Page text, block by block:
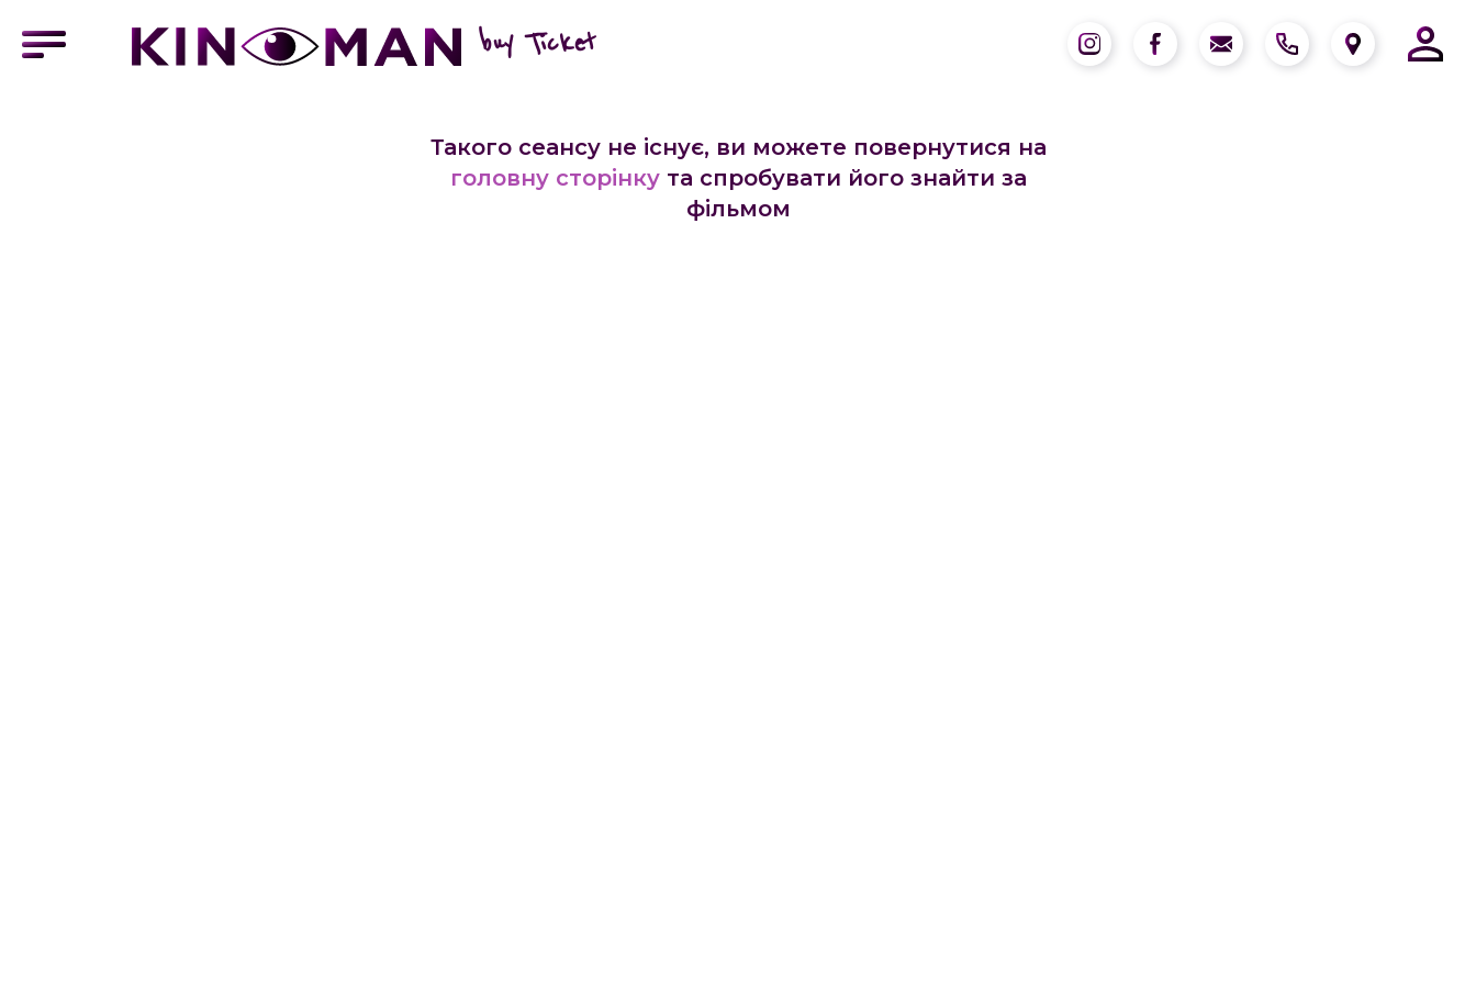
buy Ticket
Такого сеансу не існує, ви можете повернутися на
головну сторінку та спробувати його знайти за
фільмом